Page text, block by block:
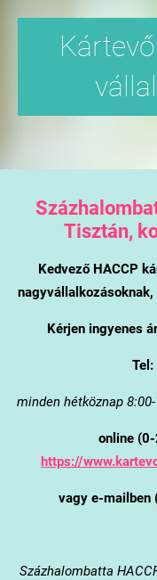
Tisztán,
Kedvező HACCP
Kérjen ingyenes
minden hétköznap
online
https://
vagy e-mailben
Százhalombatta